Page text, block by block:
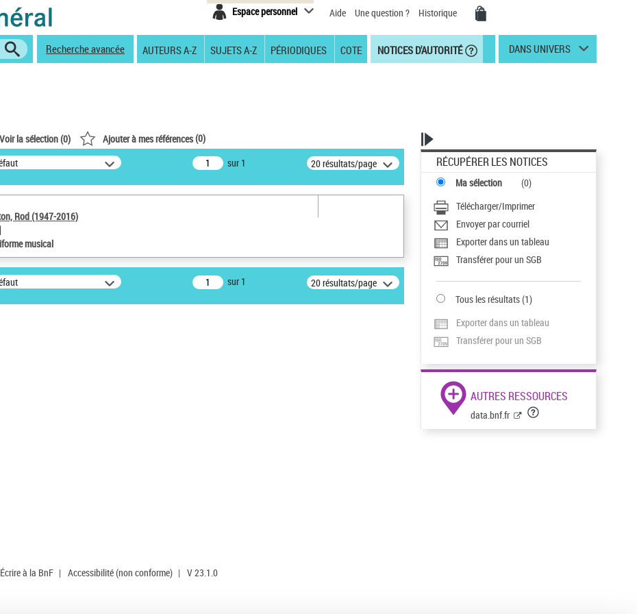
Espace personnel Aide Une question ? Historique
Recherche avancée AUTEURS A-Z SUJETS A-Z PÉRIODIQUES COTE NOTICES D'AUTORITÉ DANS UNIVERS
Voir la sélection (0) Ajouter à mes références(0)
sur 1 20 résultats/page
Rod (1947-2016)
musical
sur 1 20 résultats/page
RÉCUPÉRER LES NOTICES
Ma sélection (0)
Télécharger/Imprimer
Envoyer par courriel
Exporter dans un tableau
Transférer pour un SGB
Tous les résultats(1)
Exporter dans un tableau
Transférer pour un SGB
AUTRES RESSOURCES
data.bnf.fr
Écrire à la BnF | Accessibilité (non conforme) | V 23.1.0